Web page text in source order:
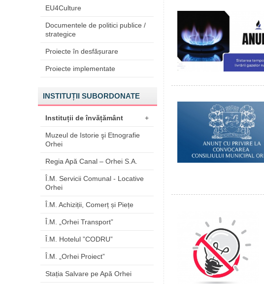
EU4Culture
Documentele de politici publice /
strategice
Proiecte în desfășurare
Proiecte implementate
INSTITUȚII SUBORDONATE
Instituții de învățământ +
Muzeul de Istorie şi Etnografie
Orhei
Regia Apă Canal – Orhei S.A.
Î.M. Servicii Comunal - Locative
Orhei
Î.M. Achiziții, Comerț și Piețe
Î.M. „Orhei Transport”
Î.M. Hotelul ”CODRU”
Î.M. „Orhei Proiect”
Stația Salvare pe Apă Orhei